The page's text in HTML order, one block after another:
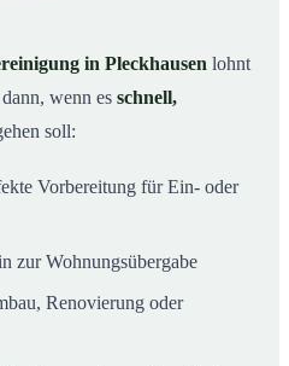
in Pleckhausen lohnt
wenn es schnell,
soll:
Vorbereitung für Ein- oder
zur Wohnungsübergabe
Renovierung oder